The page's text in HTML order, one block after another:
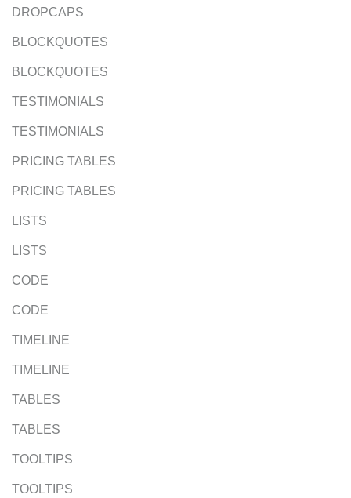
DROPCAPS
BLOCKQUOTES
BLOCKQUOTES
TESTIMONIALS
TESTIMONIALS
PRICING TABLES
PRICING TABLES
LISTS
LISTS
CODE
CODE
TIMELINE
TIMELINE
TABLES
TABLES
TOOLTIPS
TOOLTIPS